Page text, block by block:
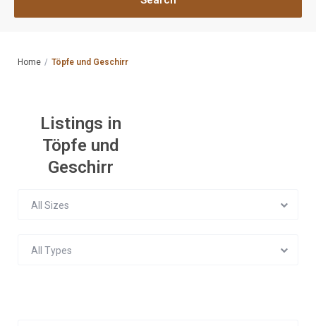
Home Töpfe und Geschirr
Listings in
Töpfe und
Geschirr
All Sizes
All Types